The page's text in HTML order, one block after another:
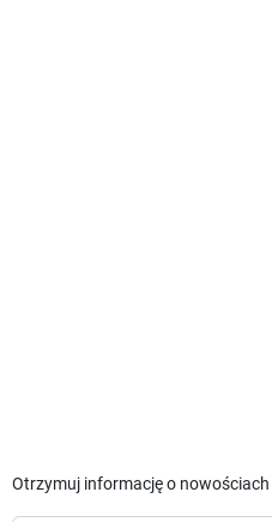
Otrzymuj informację o